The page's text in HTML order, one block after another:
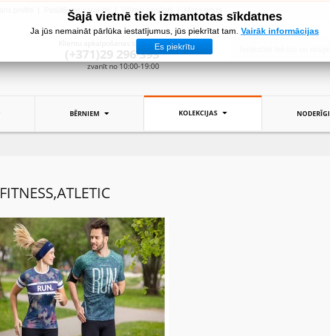
Šajā vietnē tiek izmantotas sīkdatnes
Ja jūs nemaināt pārlūka iestatījumus, jūs piekrītat tam. Vairāk informācijas
Es piekrītu
Pasūtījuma saraksts Vēlmju saraksts
Klientu apkalpošanas tālrunis:
(+371)29 296 393
zvanīt no 10:00-19:00
BĒRNIEM KOLEKCIJAS NODERĪGI
FITNESS,ATLETIC